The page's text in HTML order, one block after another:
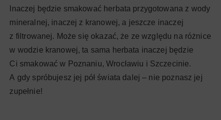
Inaczej będzie smakować herbata przygotowana z wody
mineralnej, inaczej z kranowej, a jeszcze inaczej
z filtrowanej. Może się okazać, że ze względu na różnice
w wodzie kranowej, ta sama herbata inaczej będzie
Ci smakować w Poznaniu, Wrocławiu i Szczecinie.
A gdy spróbujesz jej pół świata dalej – nie poznasz jej
zupełnie!